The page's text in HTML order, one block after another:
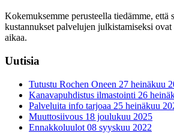
Kokemuksemme perusteella tiedämme, että
kustannukset palvelujen julkistamiseksi
aikaa.
Uutisia
Tutustu Rochen Oneen 27 heinäkuu
Kanavapuhdistus ilmastointi 26
Palveluita info tarjoaa 25 heinäkuu
Muuttosiivous 18 joulukuu 2025
Ennakkoluulot 08 syyskuu 2022